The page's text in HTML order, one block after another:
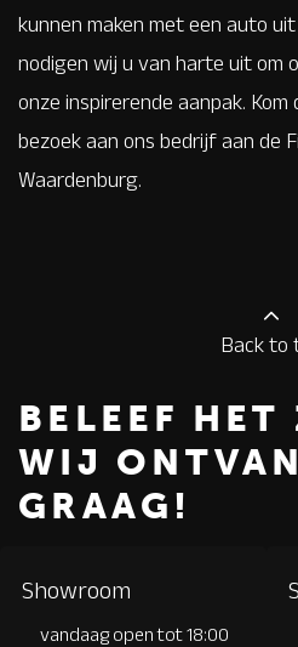
kunnen maken met een auto uit
nodigen wij u van harte uit om
onze inspirerende aanpak.
bezoek aan ons bedrijf aan de
Waardenburg.
Back to
BELEEF HET
WIJ
GRAAG!
Showroom
vandaag open tot 18:00